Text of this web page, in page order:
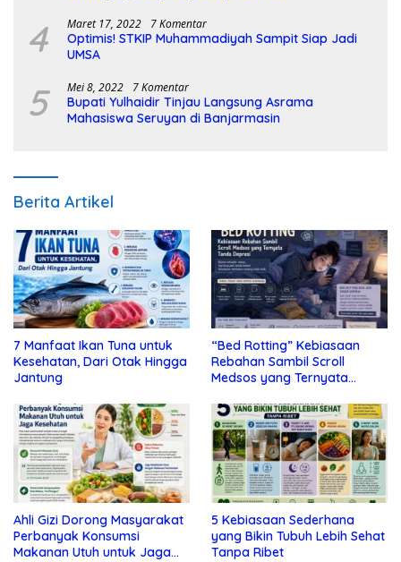
4 Maret 17, 2022 7 Komentar
Optimis! STKIP Muhammadiyah Sampit Siap Jadi
UMSA
5 Mei 8, 2022 7 Komentar
Bupati Yulhaidir Tinjau Langsung Asrama
Mahasiswa Seruyan di Banjarmasin
Berita Artikel
7 Manfaat Ikan Tuna untuk
Kesehatan, Dari Otak Hingga
Jantung
“Bed Rotting” Kebiasaan
Rebahan Sambil Scroll
Medsos yang Ternyata
Ahli Gizi Dorong Masyarakat
Perbanyak Konsumsi
Makanan Utuh untuk Jaga
5 Kebiasaan Sederhana
yang Bikin Tubuh Lebih Sehat
Tanpa Ribet